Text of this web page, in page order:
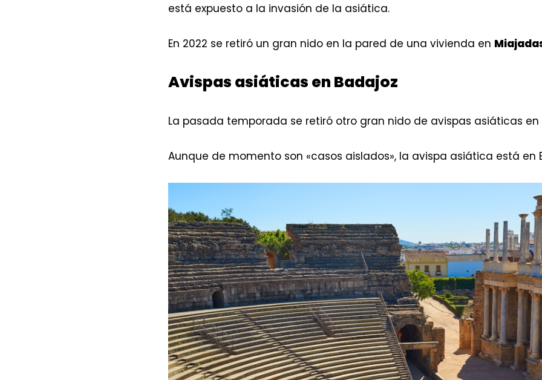
está expuesto a la invasión de la asiática.
En 2022 se retiró un gran nido en la pared de una vivienda en
Avispas asiáticas en Badajoz
La pasada temporada se retiró otro gran nido de avispas asiáticas en
Aunque de momento son «casos aislados», la avispa asiática está en